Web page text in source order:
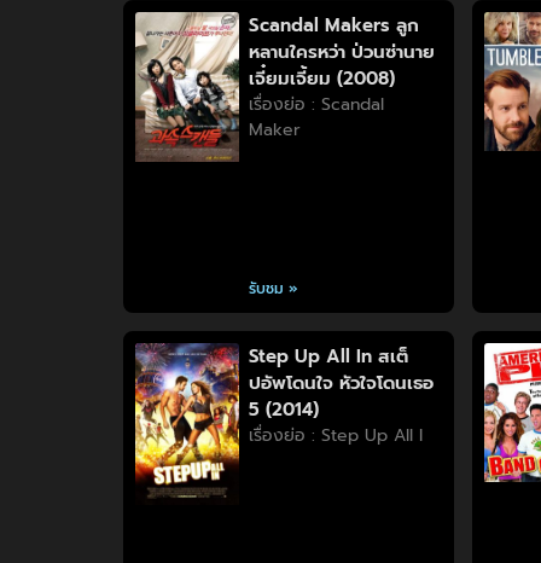
Scandal Makers ลูก
หลานใครหว่า ป่วนซ่านาย
เจี๋ยมเจี้ยม (2008)
เรื่องย่อ : Scandal
Maker
รับชม »
Step Up All In สเต็
ปอัพโดนใจ หัวใจโดนเธอ
5 (2014)
เรื่องย่อ : Step Up All I